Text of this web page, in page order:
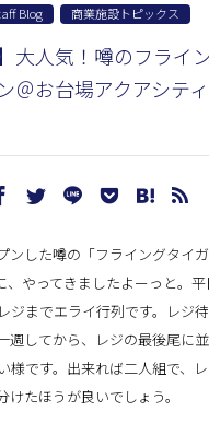
Blog 商業施設トピックス
大人気！噂のフライ
＠お台場アクアシテ
ンした噂の「フライングタイ
、やってきましたよーっと。平
ジまでエライ行列です。レジ
週してから、レジの最後尾に
様です。出来れば二人組で、
けたほうが良いでしょう。